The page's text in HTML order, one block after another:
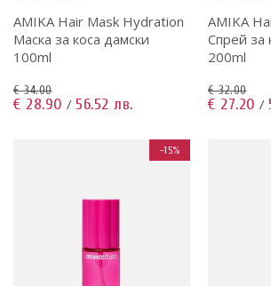
AMIKA Hair Mask Hydration
Маска за коса дамски
100ml
€ 34.00
€ 28.90 / 56.52 лв.
AMIKA
Спрей за
200ml
€ 32.00
€ 27.20 /
-15%